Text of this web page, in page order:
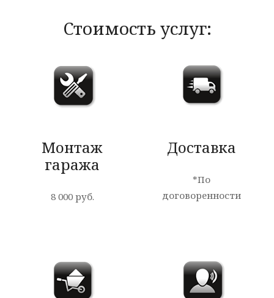
Стоимость услуг:
Монтаж
гаража
8 000 руб.
Доставка
*По
договоренности